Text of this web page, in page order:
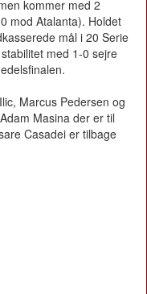
kommer med 2
mod Atalanta). Holdet
mål i 20 Serie
med 1-0 sejre
Marcus Pedersen og
Masina der er til
Casadei er tilbage